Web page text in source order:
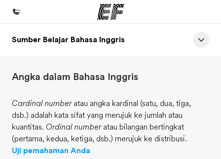
Beranda
Daftar program
Kantor dan sekolah
Kantor terdekat
Tentang kami
Sumber Belajar Bahasa Inggris
Angka dalam Bahasa Inggris
Cardinal number atau angka kardinal (satu, dua, tiga,
dsb.) adalah kata sifat yang merujuk ke jumlah atau
kuantitas. Ordinal number atau bilangan bertingkat
(pertama, kedua, ketiga, dsb.) merujuk ke distribusi.
Uji pemahaman Anda